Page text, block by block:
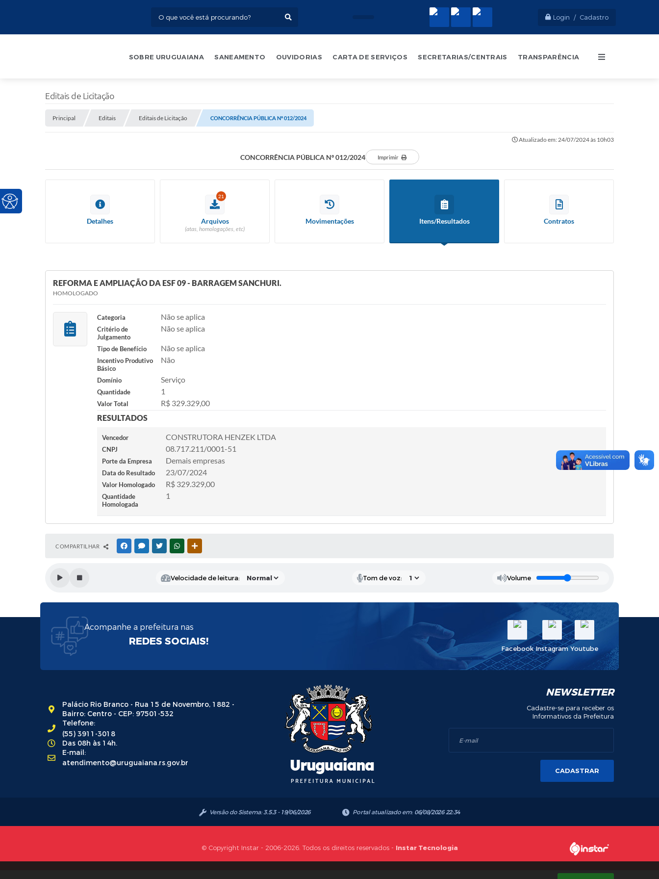
Login / Cadastro
SOBRE URUGUAIANA SANEAMENTO OUVIDORIAS CARTA DE SERVIÇOS SECRETARIAS/CENTRAIS TRANSPARÊNCIA
Editais de Licitação
Principal Editais Editais de Licitação CONCORRÊNCIA PÚBLICA Nº 012/2024
Atualizado em: 24/07/2024 às 10h03
CONCORRÊNCIA PÚBLICA Nº 012/2024 Imprimir
Detalhes
21
Arquivos
(atas, homologações, etc)
Movimentações Itens/Resultados Contratos
REFORMA E AMPLIAÇÃO DA ESF 09 - BARRAGEM SANCHURI.
HOMOLOGADO
Categoria Não se aplica
Critério de
Julgamento
Não se aplica
Tipo de Benefício Não se aplica
Incentivo Produtivo
Básico
Não
Domínio Serviço
Quantidade 1
Valor Total
R$ 329.329,00
RESULTADOS
Vencedor CONSTRUTORA HENZEK LTDA
CNPJ 08.717.211/0001-51
Porte da Empresa Demais empresas
Data do Resultado 23/07/2024
Valor Homologado R$ 329.329,00
Quantidade
Homologada
1
COMPARTILHAR FACEBOOKMESSENGER
TWITTERWHATSAPP
Velocidade de leitura: Tom de voz: Volume
Acompanhe a prefeitura nas
REDES SOCIAIS!
Facebook Instagram Youtube
Palácio Rio Branco - Rua 15 de Novembro, 1882 -
Bairro: Centro - CEP: 97501-532
Telefone:
(55) 3911-3018
Das 08h às 14h.
E-mail:
atendimento@uruguaiana.rs.gov.br
NEWSLETTER
Cadastre-se para receber os
Informativos da Prefeitura
CADASTRAR
Versão do Sistema:3.5.3 - 19/06/2026 Portal atualizado em: 06/08/2026 22:34
© Copyright Instar - 2006-2026. Todos os direitos reservados - Instar Tecnologia